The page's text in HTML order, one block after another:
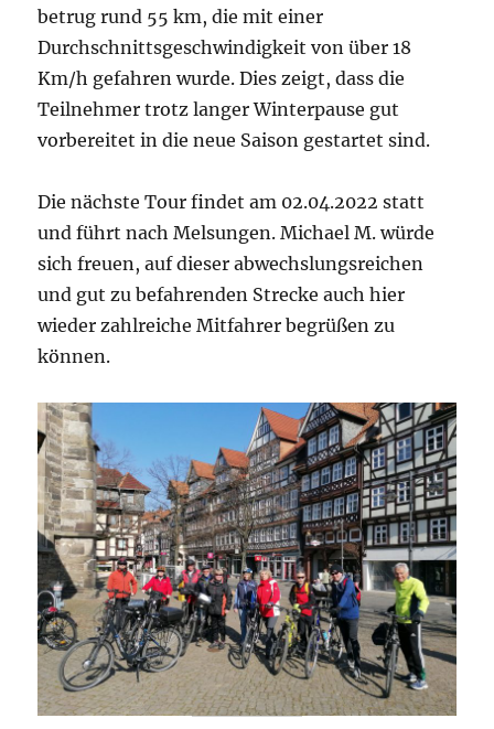
betrug rund 55 km, die mit einer
Durchschnittsgeschwindigkeit von über 18
Km/h gefahren wurde. Dies zeigt, dass die
Teilnehmer trotz langer Winterpause gut
vorbereitet in die neue Saison gestartet sind.
Die nächste Tour findet am 02.04.2022 statt
und führt nach Melsungen. Michael M. würde
sich freuen, auf dieser abwechslungsreichen
und gut zu befahrenden Strecke auch hier
wieder zahlreiche Mitfahrer begrüßen zu
können.